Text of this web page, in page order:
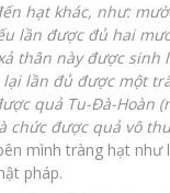
hạt khác, như:
lần được đủ hai
thân này được sinh
lần đủ được một
quả Tu-Đà-Hoàn
chức được quả vô
mình tràng hạt
pháp.